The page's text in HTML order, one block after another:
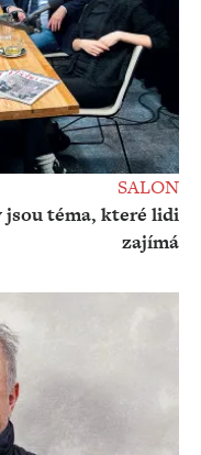
SALON
téma, které lidi
zajímá